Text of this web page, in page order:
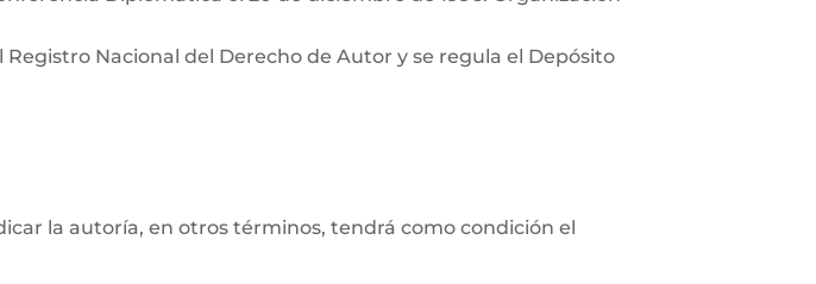
Nacional del Derecho de Autor y se regula el Depósito
la autoría, en otros términos, tendrá como condición el